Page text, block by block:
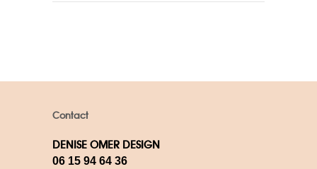
Contact
DENISE OMER DESIGN
06 15 94 64 36